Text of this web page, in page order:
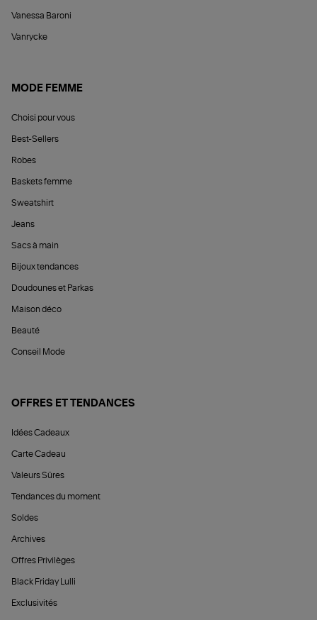
Vanessa Baroni
Vanrycke
MODE FEMME
Choisi pour vous
Best-Sellers
Robes
Baskets femme
Sweatshirt
Jeans
Sacs à main
Bijoux tendances
Doudounes et Parkas
Maison déco
Beauté
Conseil Mode
OFFRES ET TENDANCES
Idées Cadeaux
Carte Cadeau
Valeurs Sûres
Tendances du moment
Soldes
Archives
Offres Privilèges
Black Friday Lulli
Exclusivités